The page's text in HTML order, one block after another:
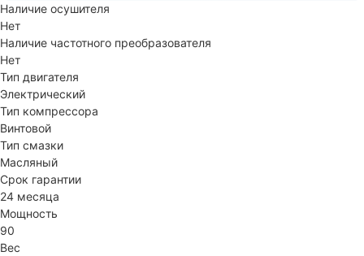
Наличие осушителя
Нет
Наличие частотного преобразователя
Нет
Тип двигателя
Электрический
Тип компрессора
Винтовой
Тип смазки
Масляный
Срок гарантии
24 месяца
Мощность
90
Вес